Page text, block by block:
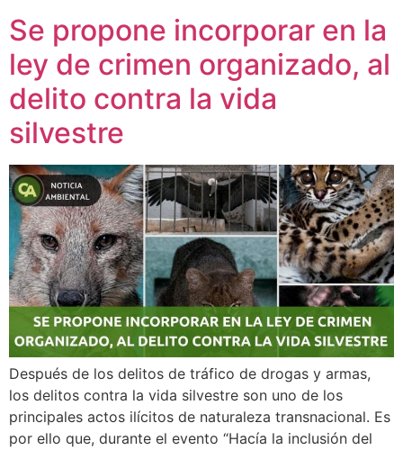
Se propone incorporar en la
ley de crimen organizado, al
delito contra la vida
silvestre
Después de los delitos de tráfico de drogas y armas,
los delitos contra la vida silvestre son uno de los
principales actos ilícitos de naturaleza transnacional. Es
por ello que, durante el evento “Hacía la inclusión del